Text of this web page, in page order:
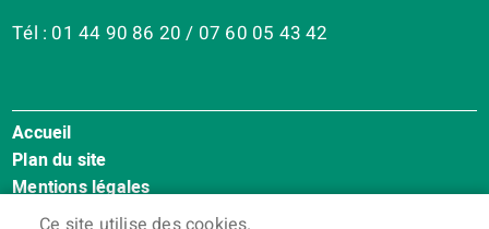
Tél : 01 44 90 86 20 / 07 60 05 43 42
Menu
Pied
de
Accueil
Plan du site
Mentions légales
Accessibilité : Non conforme